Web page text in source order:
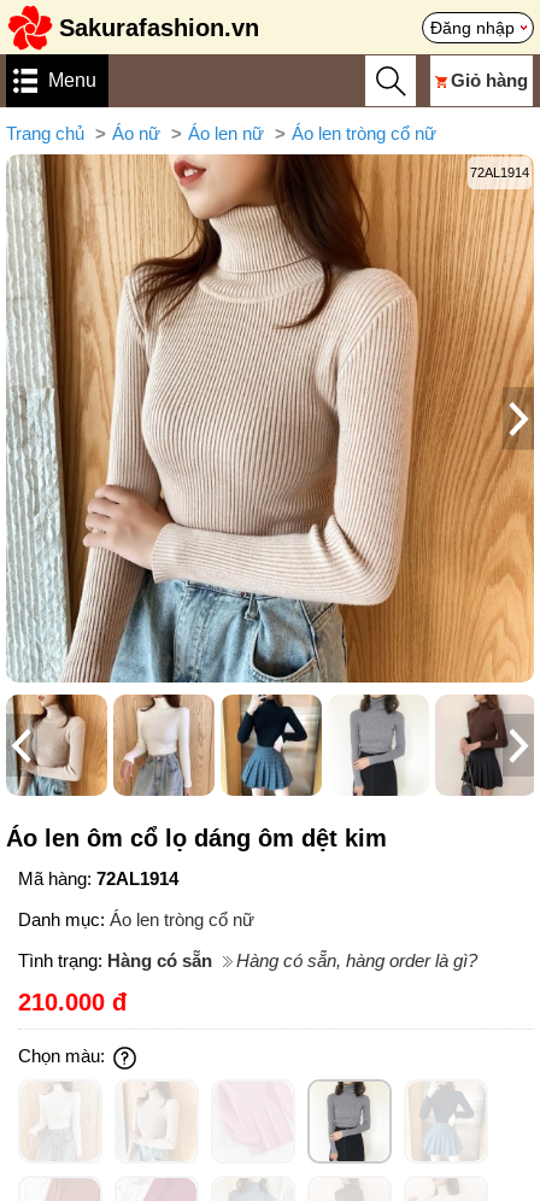
Sakurafashion.vn Đăng nhập
Menu Giỏ hàng
Trang chủ Áo nữ Áo len nữ Áo len tròng cổ nữ
72AL1914
Áo len ôm cổ lọ dáng ôm dệt kim
Mã hàng: 72AL1914
Danh mục: Áo len tròng cổ nữ
Tình trạng: Hàng có sẵn Hàng có sẵn, hàng order là gì?
210.000 đ
Chọn màu: